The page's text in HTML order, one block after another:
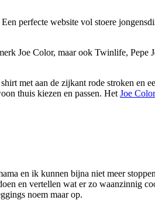
perfecte website vol stoere
Joe Color, maar ook Twinlife, Pepe
met aan de zijkant rode stroken en
thuis kiezen en passen. Het Joe
en ik kunnen bijna niet meer
en vertellen wat er zo waanzinnig
noem maar op.